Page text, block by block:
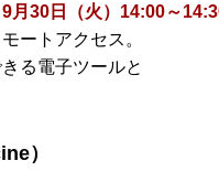
月30日（火）14:00～
ートアクセス。
る電子ツールと
）